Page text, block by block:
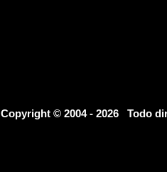
Copyright © 2004 - 2026 Todo